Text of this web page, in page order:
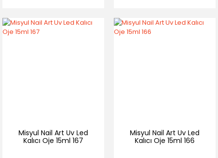
Misyul Nail Art Uv Led
Kalıcı Oje 15ml 167
Misyul Nail Art Uv Led
Kalıcı Oje 15ml 166